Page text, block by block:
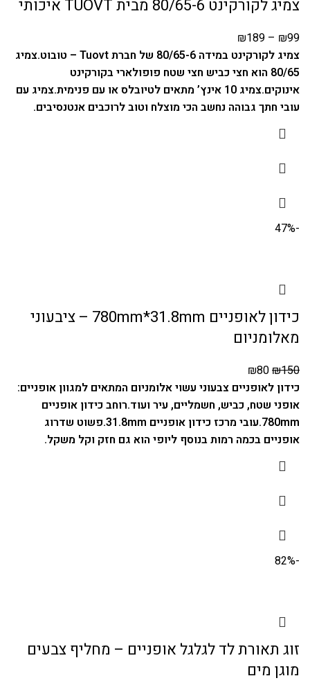
צמיג לקורקינט 80/65-6 מבית TUOVT איכותי
₪99
–
₪189
צמיג לקורקינט במידה 80/65-6 של חברת Tuovt – טובוט.
צמיג
80/65 הוא חצי כביש חצי שטח פופולארי בקורקינט
אינוקים.צמיג 10 אינץ’ מתאים לטיובלס או עם פנימית.
צמיג עם
עובי חתך גבוהה נחשב הכי מוצלח וטוב לרוכבים אנטנסיבים.
-47%
כידון לאופניים 780mm*31.8mm – ציבעוני
מאלומניום
₪150
₪80
כידון לאופניים צבעוני עשוי אלומניום המתאים למגוון אופניים:
אופני שטח, כביש, חשמליים, עיר ועוד.רוחב כידון אופניים
780mm. עובי מרכז כידון אופניים 31.8mm.
פשוט שדרוג
אופניים בכמה רמות בנוסף ליופי הוא גם חזק וקל משקל.
-82%
זוג תאורת לד לגלגל אופניים – מחליף צבעים
מוגן מים